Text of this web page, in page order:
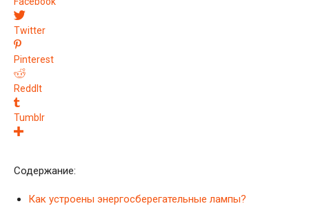
Twitter
Pinterest
ReddIt
Tumblr
Содержание:
Как устроены энергосберегательные лампы?